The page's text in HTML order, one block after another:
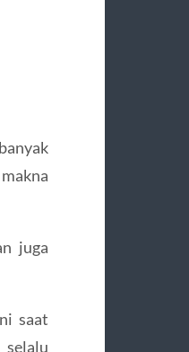
juga
saat